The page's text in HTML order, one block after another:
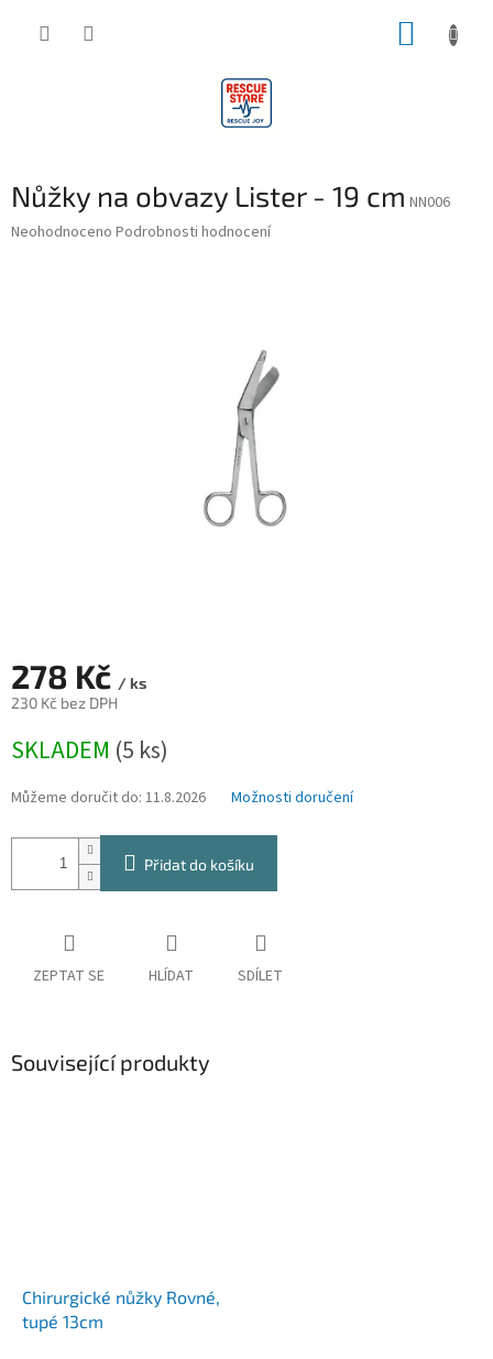
Nůžky na obvazy Lister - 19 cm NN006
Průměrné
Neohodnoceno Podrobnosti hodnocení
278 Kč / ks
230 Kč bez DPH
cena:
SKLADEM (5 ks)
Můžeme doručit do: 11.8.2026 Možnosti doručení
Přidat do košíku
ZEPTAT SE HLÍDAT SDÍLET
Související produkty
Chirurgické nůžky Rovné,
tupé 13cm